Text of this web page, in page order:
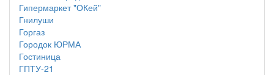
Гипермаркет "ОКей"
Гнилуши
Горгаз
Городок ЮРМА
Гостиница
ГПТУ-21